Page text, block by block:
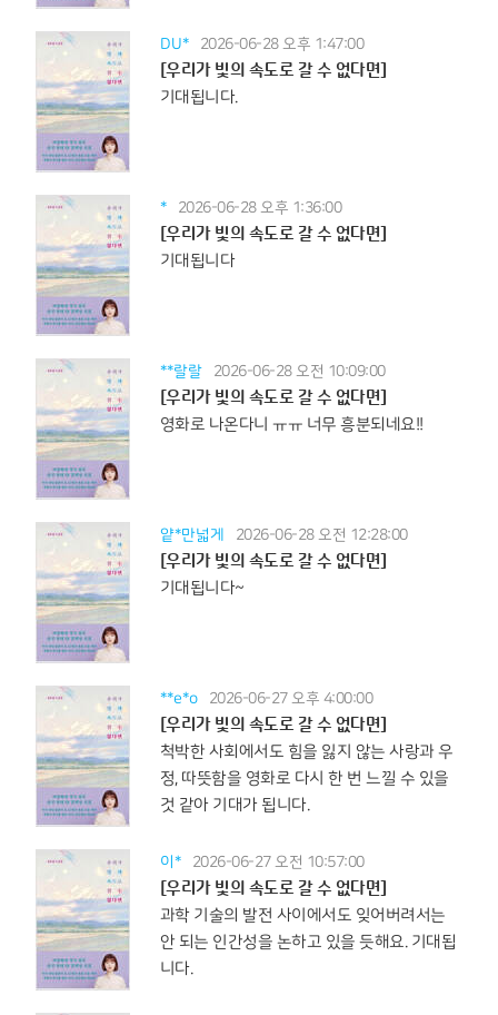
DU* 2026-06-28 오후 1:47:00
[우리가 빛의 속도로 갈 수 없다면]
기대됩니다.
* 2026-06-28 오후 1:36:00
[우리가 빛의 속도로 갈 수 없다면]
기대됩니다
**랄랄 2026-06-28 오전 10:09:00
[우리가 빛의 속도로 갈 수 없다면]
영화로 나온다니 ㅠㅠ 너무 흥분되네요!!
얕*만넓게 2026-06-28 오전 12:28:00
[우리가 빛의 속도로 갈 수 없다면]
기대됩니다~
**e*o 2026-06-27 오후 4:00:00
[우리가 빛의 속도로 갈 수 없다면]
척박한 사회에서도 힘을 잃지 않는 사랑과 우
정, 따뜻함을 영화로 다시 한 번 느낄 수 있을
것 같아 기대가 됩니다.
이* 2026-06-27 오전 10:57:00
[우리가 빛의 속도로 갈 수 없다면]
과학 기술의 발전 사이에서도 잊어버려서는
안 되는 인간성을 논하고 있을 듯해요. 기대됩
니다.